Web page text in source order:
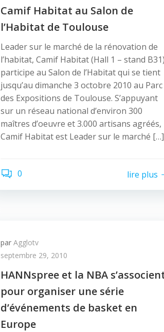
Camif Habitat au Salon de
l’Habitat de Toulouse
Leader sur le marché de la rénovation de
l’habitat, Camif Habitat (Hall 1 – stand
participe au Salon de l’Habitat qui se tient
jusqu’au dimanche 3 octobre 2010 au Parc
des Expositions de Toulouse. S’appuyant
sur un réseau national d’environ 300
maîtres d’oeuvre et 3.000 artisans agréés,
Camif Habitat est Leader sur le marché […]
0 lire plus
par Agglotv
septembre 29, 2010
HANNspree et la NBA
pour organiser une série
d’événements de basket en
Europe